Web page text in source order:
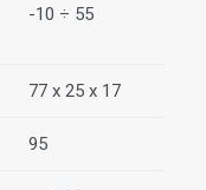
-10 ÷ 55
77 x 25 x 17
95